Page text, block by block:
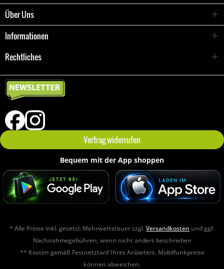
Über Uns
Informationen
Rechtliches
Vertrag widerrufen
Bequem mit der App shoppen
* Alle Preise inkl. gesetzl. Mehrwertsteuer zzgl.Versandkosten und ggf.
Nachnahmegebühren, wenn nicht anders beschrieben
** Kosten gemäß Festnetztarif Ihres Anbieters. Mobilfunkpreise
können abweichen.